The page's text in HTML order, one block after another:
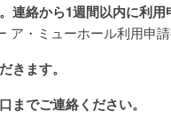
連絡から1週間以内に利
・ミューホール利用申
きます。
までご連絡ください。